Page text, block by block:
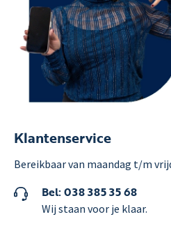
Klantenservice
Bereikbaar van maandag t/m
Bel: 038 385 35 68
Wij staan voor je klaar.